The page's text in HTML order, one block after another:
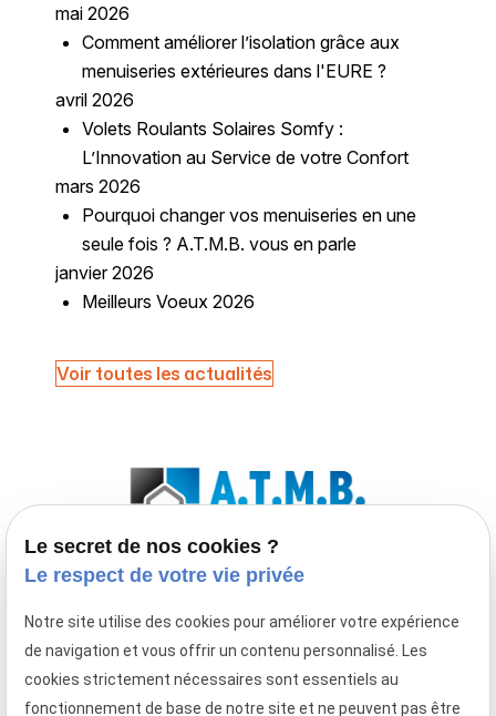
mai 2026
Comment améliorer l’isolation grâce aux
menuiseries extérieures dans l'EURE ?
avril 2026
Volets Roulants Solaires Somfy :
L’Innovation au Service de votre Confort
mars 2026
Pourquoi changer vos menuiseries en une
seule fois ? A.T.M.B. vous en parle
janvier 2026
Meilleurs Voeux 2026
Voir toutes les actualités
en fenêtre, porte-fenêtre, baie coulissante,
porte d'entrée, volet roulant et
porte de garage à enroulement
Le secret de nos cookies ?
Le respect de votre vie privée
Notre site utilise des cookies pour améliorer votre expérience
de navigation et vous offrir un contenu personnalisé. Les
cookies strictement nécessaires sont essentiels au
fonctionnement de base de notre site et ne peuvent pas être